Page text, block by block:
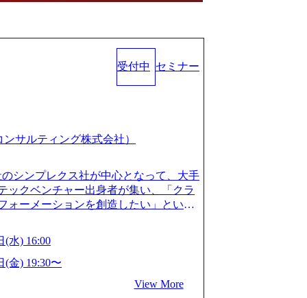
受付中 セミナー
サルティング株式会社）
シンプレクス社が中心となって、大手
ックベンチャー出身者が集い、「クラ
ォーメーションを創造したい」という
ってFintech業界を中心に最先端テクノ
ウを活かしつつ、あらゆる業種・業
するために、戦略策定、組織改革、
ィングファーム） 社名の由来は”DXエ
(水) 16:00
(金) 19:30〜
View More